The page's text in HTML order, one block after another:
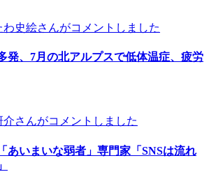
わ史絵さんがコメントしました
発、7月の北アルプスで低体温症、疲労
介さんがコメントしました
あいまいな弱者」専門家「SNSは流れ